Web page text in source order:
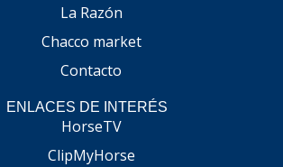
La Razón
Chacco market
Contacto
ENLACES DE INTERÉS
HorseTV
ClipMyHorse